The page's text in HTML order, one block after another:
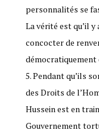
personnalités se
La vérité est qu’il y
concocter de
démocratiquement
5. Pendant qu’ils
des Droits de
Hussein est en
Gouvernement